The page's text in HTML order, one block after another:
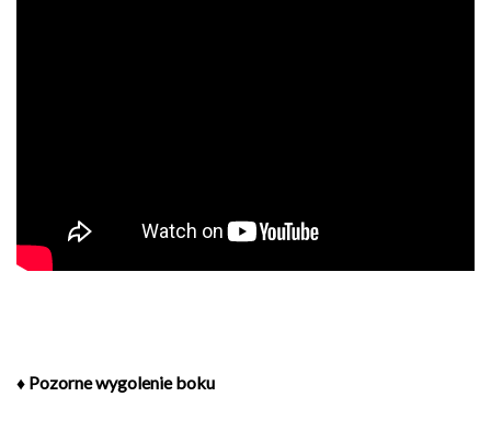
♦ Pozorne wygolenie boku